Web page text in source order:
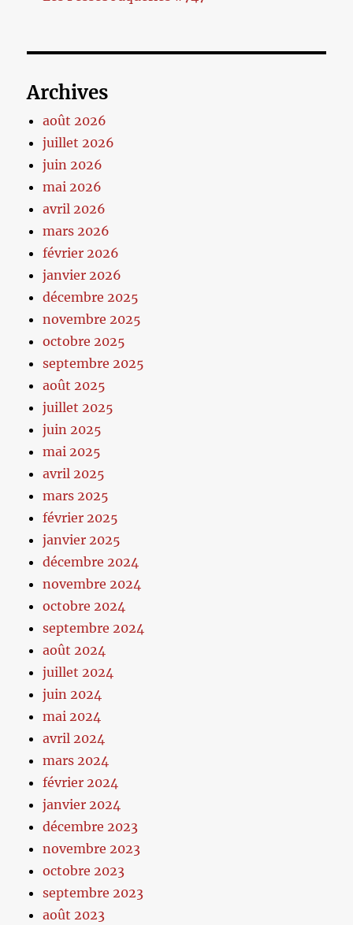
Archives
août 2026
juillet 2026
juin 2026
mai 2026
avril 2026
mars 2026
février 2026
janvier 2026
décembre 2025
novembre 2025
octobre 2025
septembre 2025
août 2025
juillet 2025
juin 2025
mai 2025
avril 2025
mars 2025
février 2025
janvier 2025
décembre 2024
novembre 2024
octobre 2024
septembre 2024
août 2024
juillet 2024
juin 2024
mai 2024
avril 2024
mars 2024
février 2024
janvier 2024
décembre 2023
novembre 2023
octobre 2023
septembre 2023
août 2023